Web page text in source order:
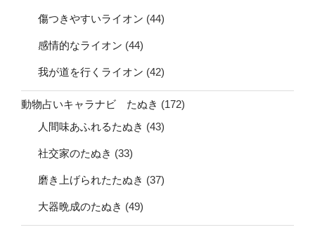
傷つきやすいライオン (44)
感情的なライオン (44)
我が道を行くライオン (42)
動物占いキャラナビ たぬき (172)
人間味あふれるたぬき (43)
社交家のたぬき (33)
磨き上げられたたぬき (37)
大器晩成のたぬき (49)